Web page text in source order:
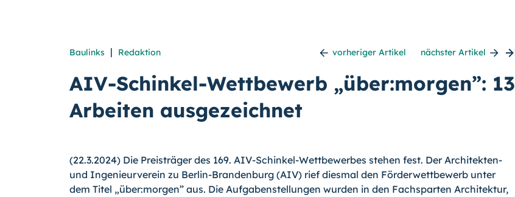
Baulinks | Redaktion vorheriger Artikel nächster Artikel
AIV-Schinkel-Wettbewerb „über:morgen”: 13
Arbeiten ausgezeichnet
(22.3.2024) Die Preisträger des 169. AIV-Schinkel-Wettbewerbes stehen fest. Der Architekten-
und Ingenieurverein zu Berlin-Brandenburg (AIV) rief diesmal den Förderwettbewerb unter
dem Titel „über:morgen” aus. Die Aufgabenstellungen wurden in den Fachsparten Architektur,